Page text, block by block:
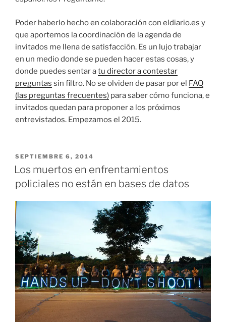
Poder haberlo hecho en colaboración con eldiario.es y
que aportemos la coordinación de la agenda de
invitados me llena de satisfacción. Es un lujo trabajar
en un medio donde se pueden hacer estas cosas, y
donde puedes sentar atu director a contestar
preguntas sin filtro. No se olviden de pasar por el FAQ
(las preguntas frecuentes) para saber cómo funciona, e
invitados quedan para proponer a los próximos
entrevistados. Empezamos el 2015.
PUBLICADO
EL
SEPTIEMBRE 6, 2014
Los muertos en enfrentamientos
policiales no están en bases de datos